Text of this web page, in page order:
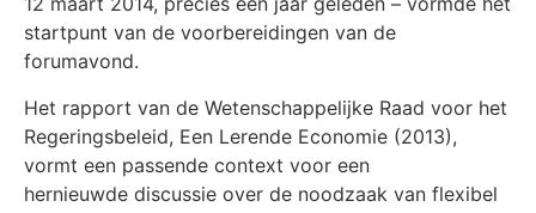
startpunt van de voorbereidingen van de
forumavond.
Het rapport van de Wetenschappelijke Raad voor het
Regeringsbeleid, Een Lerende Economie (2013),
vormt een passende context voor een
hernieuwde discussie over de noodzaak van flexibel